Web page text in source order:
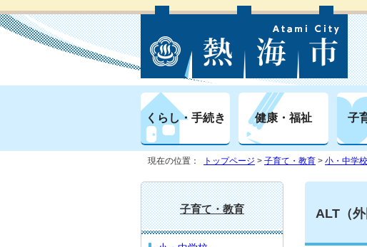
くらし・手続き 健康・福祉 子
現在の位置： トップページ > 子育て・教育 > 小・中学校
ALT（
子育て・教育